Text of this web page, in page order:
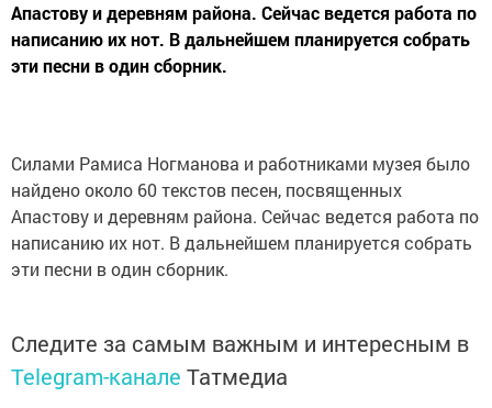
Апастову и деревням района. Сейчас ведется работа по
написанию их нот. В дальнейшем планируется собрать
эти песни в один сборник.
Силами Рамиса Ногманова и работниками музея было
найдено около 60 текстов песен, посвященных
Апастову и деревням района. Сейчас ведется работа по
написанию их нот. В дальнейшем планируется собрать
эти песни в один сборник.
Следите за самым важным и интересным в
Telegram-канале Татмедиа